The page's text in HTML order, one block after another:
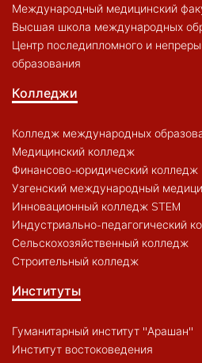
Международный медицинский
Высшая школа международных
Центр последипломного и
образования
Колледжи
Колледж международных
Медицинский колледж
Финансово-юридический колледж
Узгенский международный
Инновационный колледж STEM
Индустриально-педагогический
Сельскохозяйственный колледж
Строительный колледж
Институты
Гуманитарный институт "Арашан"
Институт востоковедения